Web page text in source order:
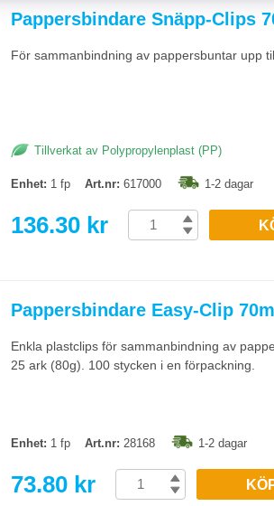
eller skrivas ut igen, eftersom de lossnar
hållbart.
när dokumentet ska arkiveras eller delas.
Pappersbindare Snäpp-Clips
För sammanbindning av pappersbuntar upp
Tillverkat av Polypropylenplast (PP)
Enhet: 1 fp Art.nr: 617000 1-2 dagar
136.30 kr
Pappersbindare Easy-Clip
Enkla plastclips för sammanbindning av
25 ark (80g). 100 stycken i en förpackning.
Enhet: 1 fp Art.nr: 28168 1-2 dagar
73.80 kr